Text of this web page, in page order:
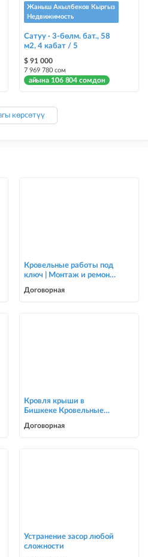
Жаныш Акылбеков Кыргыз
Недвижимость
Сатуу · 3-бөлм. бат., 58
м2, 4 кабат / 5
$ 91 000
7 969 780 сом
айына 106 804 сомдон
көрсөтүү
Кровельные работы под
ключ | Монтаж и ремонт
Договорная
Кровля крыши в
Бишкеке Кровельные
Договорная
Устранение засор любой
сложности